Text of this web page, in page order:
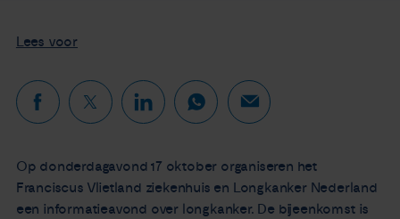
Nieuws
Thymuskankers
Steun ons
Lees voor
Op donderdagavond 17 oktober organiseren het
Franciscus Vlietland ziekenhuis en Longkanker Nederland
een informatieavond over longkanker. De bijeenkomst is